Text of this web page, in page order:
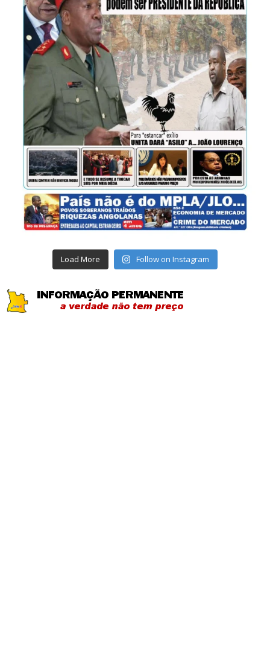
Load More Follow on Instagram